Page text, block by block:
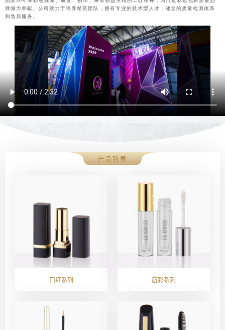
牌倾力奉献。公司致力于培养精英团队，拥有专业的技术型人才，健全的质量检测体系
和售后服务。
产品列表
口红系列 唇彩系列